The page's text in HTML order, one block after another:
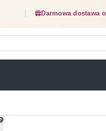
Darmowa dostawa